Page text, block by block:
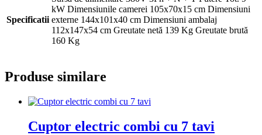
Specificatii
kW Dimensiunile camerei 105x70x15 cm Dimensiuni
externe 144x101x40 cm Dimensiuni ambalaj
112x147x54 cm Greutate netă 139 Kg Greutate brută
160 Kg
Produse similare
Cuptor electric combi cu 7 tavi